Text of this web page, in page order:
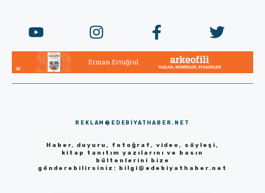
REKLAM@EDEBIYATHABER.NET
Haber, duyuru, fotoğraf, video, söyleşi,
kitap tanıtım yazılarını ve basın
bültenlerini bize
gönderebilirsiniz: bilgi@edebiyathaber.net